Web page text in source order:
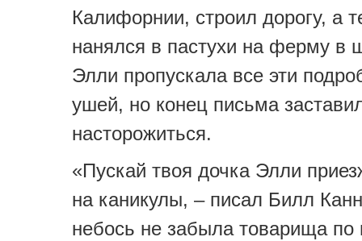
Калифорнии, строил дорогу, а
нанялся в пастухи на ферму в
Элли пропускала все эти
ушей, но конец письма
насторожиться.
«Пускай твоя дочка Элли
на каникулы, – писал Билл
небось не забыла товарища по